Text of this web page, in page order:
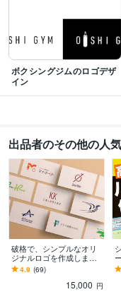
ビジネス・クリエイティ
Access:1年
Google スライド:7年
Google Analytics:5年
PageSpeed Insights:1年
Adobe Photoshop:5年
Web制作・HP作成・EC構
デザイン制作 ロゴデザイ
学歴
名古屋大学 2014年3月 ~
語学力
英語 日常会話レベル
ボクシングジムのロゴデザ
イン
出品者のその他の人
破格で、シンプルなオリ
ジナルロゴを作成します
Ai納品いたします！オプシ
ョンで名刺もセットで作
4.9 (69)
15,000 円